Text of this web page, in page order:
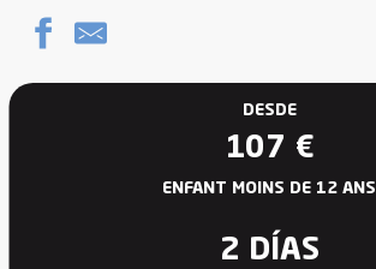
DESDE
107 €
ENFANT MOINS DE 12 ANS
2 DÍAS